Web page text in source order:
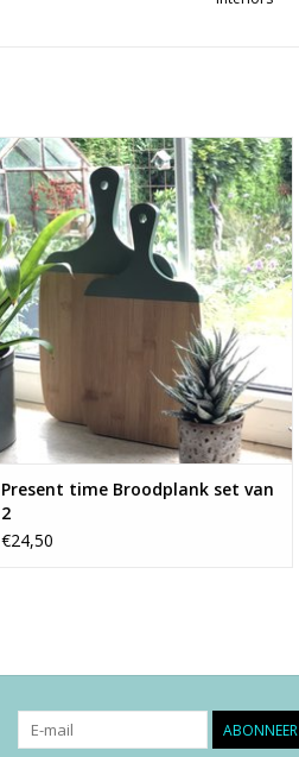
Broodplank set van 2
TOEVOEGEN AAN WINKELWAGEN
Present time Broodplank set van
2
€24,50
ABONNEER